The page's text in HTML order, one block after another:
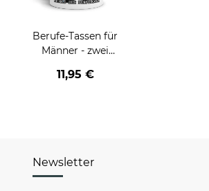
Berufe-Tassen für
Männer - zwei
11,95 €
Newsletter